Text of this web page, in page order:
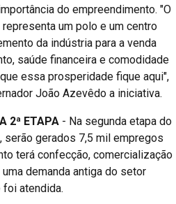
do empreendimento. "O
um polo e um centro
da indústria para a venda
saúde financeira e comodidade
essa prosperidade fique aqui",
João Azevêdo a iniciativa.
2ª ETAPA - Na segunda etapa do
gerados 7,5 mil empregos
terá confecção, comercialização
demanda antiga do setor
atendida.